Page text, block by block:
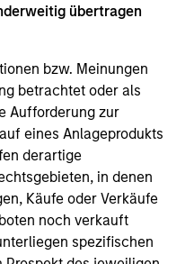
übertragen
bzw. Meinungen
betrachtet oder als
Aufforderung zur
eines Anlageprodukts
derartige
in denen
Käufe oder Verkäufe
noch verkauft
spezifischen